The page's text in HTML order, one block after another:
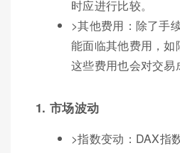
时应进行比较。
>其他费用：除了手
能面临其他费用，如
这些费用也会对交易
1. 市场波动
>指数变动：DAX指